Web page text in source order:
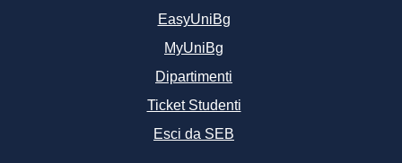
EasyUniBg
MyUniBg
Dipartimenti
Ticket Studenti
Esci da SEB